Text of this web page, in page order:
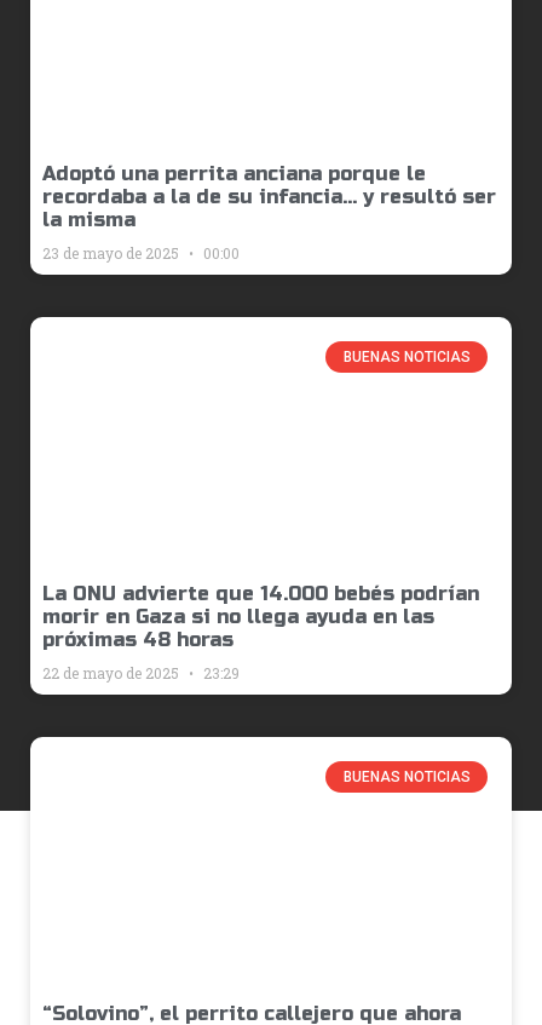
Adoptó una perrita anciana porque le
recordaba a la de su infancia… y resultó ser
la misma
23 de mayo de 2025 00:00
BUENAS NOTICIAS
La ONU advierte que 14.000 bebés podrían
morir en Gaza si no llega ayuda en las
próximas 48 horas
22 de mayo de 2025 23:29
BUENAS NOTICIAS
“Solovino”, el perrito callejero que ahora